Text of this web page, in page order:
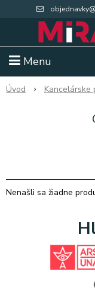
Menu
Extra výpredaj zásob
Úvod Kancelárske
Nenašli sa žiadne